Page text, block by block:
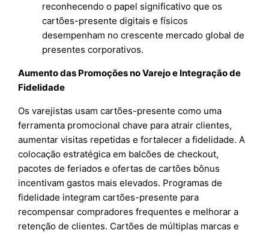
reconhecendo o papel significativo que os
cartões-presente digitais e físicos
desempenham no crescente mercado global de
presentes corporativos.
Aumento das Promoções no Varejo e Integração de
Fidelidade
Os varejistas usam cartões-presente como uma
ferramenta promocional chave para atrair clientes,
aumentar visitas repetidas e fortalecer a fidelidade. A
colocação estratégica em balcões de checkout,
pacotes de feriados e ofertas de cartões bônus
incentivam gastos mais elevados. Programas de
fidelidade integram cartões-presente para
recompensar compradores frequentes e melhorar a
retenção de clientes. Cartões de múltiplas marcas e